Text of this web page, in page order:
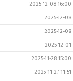
2025-12-08 16:00
2025-12-08
2025-12-08
2025-12-01
2025-11-28 15:00
2025-11-27 11:51